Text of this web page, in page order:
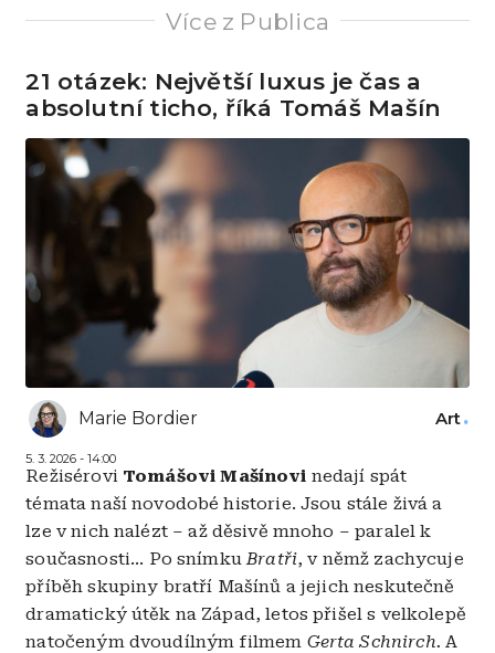
Více z Publica
21 otázek: Největší luxus je čas a
absolutní ticho, říká Tomáš Mašín
Marie Bordier
5. 3. 2026 - 14:00
Art
Režisérovi Tomášovi Mašínovi nedají spát
témata naší novodobé historie. Jsou stále živá a
lze v nich nalézt – až děsivě mnoho – paralel k
současnosti... Po snímkuBratři, v němž zachycuje
příběh skupiny bratří Mašínů a jejich neskutečně
dramatický útěk na Západ, letos přišel s velkolepě
natočeným dvoudílným filmem Gerta Schnirch. A